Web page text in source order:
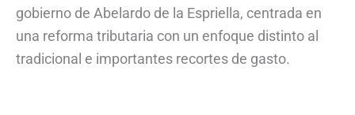
gobierno de Abelardo de la Espriella, centrada en
una reforma tributaria con un enfoque distinto al
tradicional e importantes recortes de gasto.